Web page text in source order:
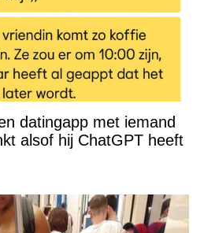
datingapp met iemand
alsof hij ChatGPT heeft